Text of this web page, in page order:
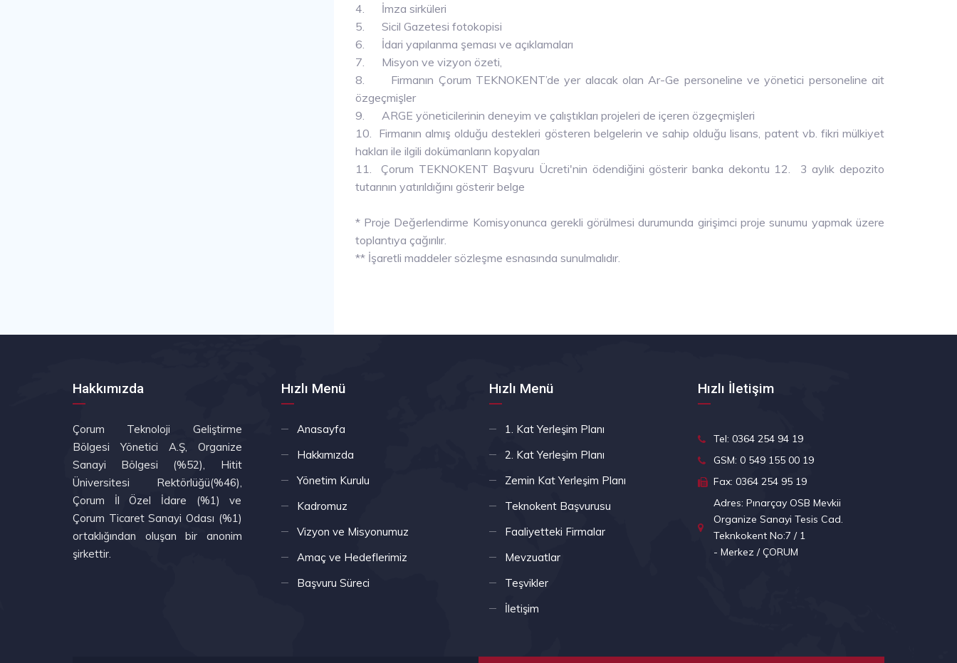
4. İmza sirküleri
5. Sicil Gazetesi fotokopisi
6. İdari yapılanma şeması ve açıklamaları
7. Misyon ve vizyon özeti,
8. Firmanın Çorum TEKNOKENT’de yer alacak olan Ar-Ge personeline ve yönetici personeline ait
özgeçmişler
9. ARGE yöneticilerinin deneyim ve çalıştıkları projeleri de içeren özgeçmişleri
10. Firmanın almış olduğu destekleri gösteren belgelerin ve sahip olduğu lisans, patent vb. fikri mülkiyet
hakları ile ilgili dokümanların kopyaları
11. Çorum TEKNOKENT Başvuru Ücreti'nin ödendiğini gösterir banka dekontu 12. 3 aylık depozito
tutarının yatırıldığını gösterir belge
* Proje Değerlendirme Komisyonunca gerekli görülmesi durumunda girişimci proje sunumu yapmak üzere
toplantıya çağırılır.
** İşaretli maddeler sözleşme esnasında sunulmalıdır.
Hakkımızda
Çorum Teknoloji Geliştirme
Bölgesi Yönetici A.Ş, Organize
Sanayi Bölgesi (%52), Hitit
Üniversitesi Rektörlüğü(%46),
Çorum İl Özel İdare (%1) ve
Çorum Ticaret Sanayi Odası (%1)
ortaklığından oluşan bir anonim
şirkettir.
Hızlı Menü
Anasayfa
Hakkımızda
Yönetim Kurulu
Kadromuz
Vizyon ve Misyonumuz
Amaç ve Hedeflerimiz
Başvuru Süreci
Hızlı Menü
1. Kat Yerleşim Planı
2. Kat Yerleşim Planı
Zemin Kat Yerleşim Planı
Teknokent Başvurusu
Faaliyetteki Firmalar
Mevzuatlar
Teşvikler
İletişim
Hızlı İletişim
Tel: 0364 254 94 19
GSM: 0 549 155 00 19
Fax: 0364 254 95 19
Adres: Pınarçay OSB Mevkii
Organize Sanayi Tesis Cad.
Teknkokent No:7 / 1
- Merkez / ÇORUM